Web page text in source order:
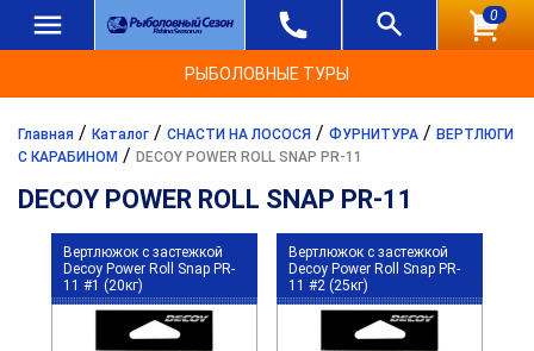
0
РЫБОЛОВНЫЕ ТУРЫ
Главная / Каталог / СНАСТИ НА ЛОСОСЯ / ФУРНИТУРА / ВЕРТЛЮГИ
С КАРАБИНОМ / DECOY POWER ROLL SNAP PR-11
DECOY POWER ROLL SNAP PR-11
Вертлюжок с застежкой
Decoy Power Roll Snap PR-
11 #1 (20кг)
Вертлюжок с застежкой
Decoy Power Roll Snap PR-
11 #2 (25кг)